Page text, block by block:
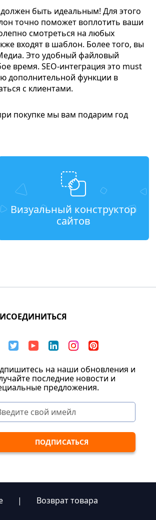
быть идеальным! Для этого
точно поможет воплотить ваши
смотреться на любых
входят в шаблон. Более того, вы
Это удобный файловый
время. SEO-интеграция это must
дополнительной функции в
с клиентами.
покупке мы вам подарим год
Визуальный конструктор
сайтов
на наши обновления и
последние новости и
предложения.
|
Возврат товара